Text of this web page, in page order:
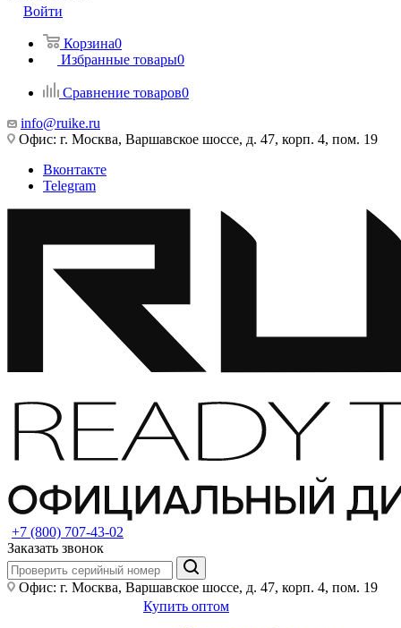
Войти
Корзина0
Избранные товары0
Сравнение товаров0
info@ruike.ru
Офис: г. Москва, Варшавское шоссе, д. 47, корп. 4, пом. 19
Вконтакте
Telegram
+7 (800) 707-43-02
Заказать звонок
Офис: г. Москва, Варшавское шоссе, д. 47, корп. 4, пом. 19
Купить оптом